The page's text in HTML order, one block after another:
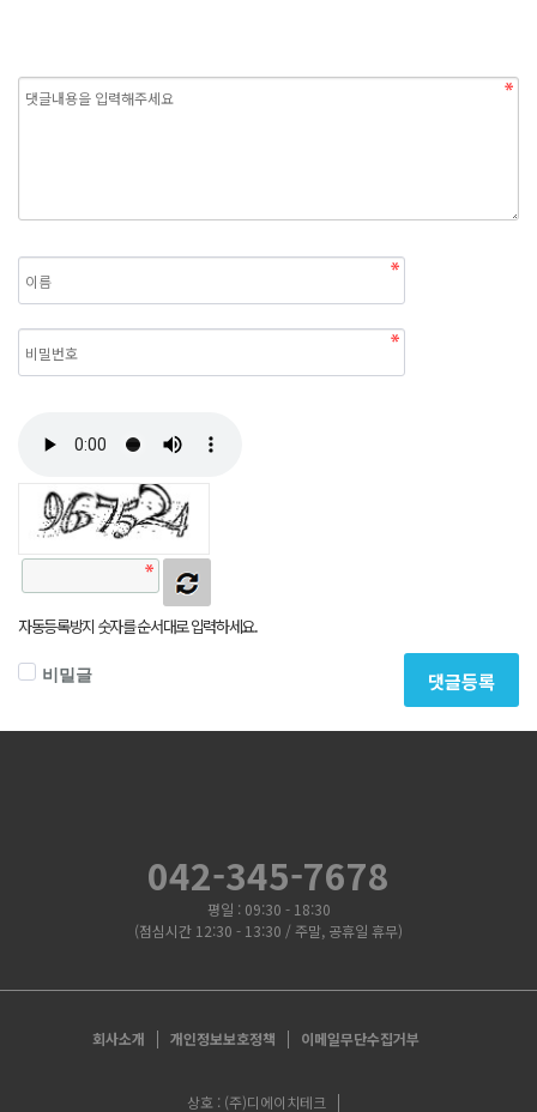
자동등록방지 숫자를 순서대로 입력하세요.
비밀글 댓글등록
042-345-7678
평일 : 09:30 - 18:30
(점심시간 12:30 - 13:30 / 주말, 공휴일 휴무)
회사소개 개인정보보호정책 이메일무단수집거부
상호 : (주)디에이치테크